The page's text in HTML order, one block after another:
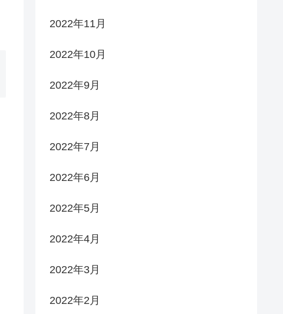
2022年11月
2022年10月
2022年9月
2022年8月
2022年7月
2022年6月
2022年5月
2022年4月
2022年3月
2022年2月